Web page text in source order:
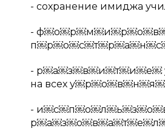
- сохранение имиджа
-
-
на всех
-